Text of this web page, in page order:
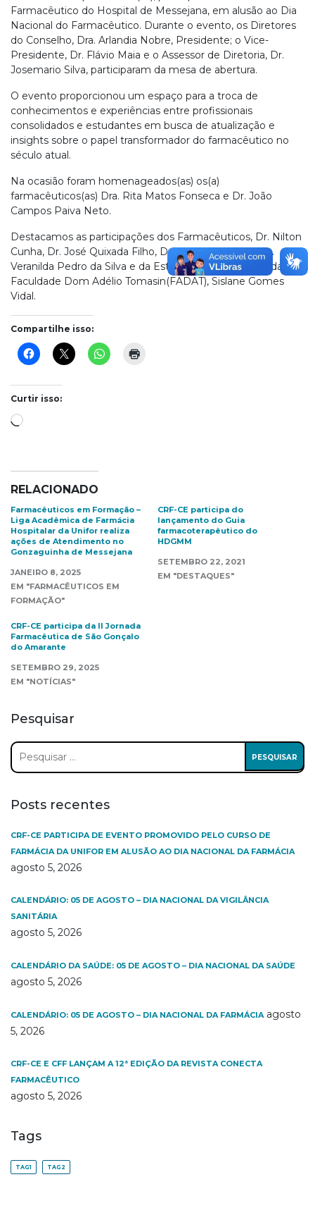
Farmacêutico do Hospital de Messejana, em alusão ao Dia
Nacional do Farmacêutico. Durante o evento, os Diretores
do Conselho, Dra. Arlandia Nobre, Presidente; o Vice-
Presidente, Dr. Flávio Maia e o Assessor de Diretoria, Dr.
Josemario Silva, participaram da mesa de abertura.
O evento proporcionou um espaço para a troca de
conhecimentos e experiências entre profissionais
consolidados e estudantes em busca de atualização e
insights sobre o papel transformador do farmacêutico no
século atual.
Na ocasião foram homenageados(as) os(a)
farmacêuticos(as) Dra. Rita Matos Fonseca e Dr. João
Campos Paiva Neto.
Destacamos as participações dos Farmacêuticos, Dr. Nilton
Cunha, Dr. José Quixada Filho, Dra. Rejane Falcão, Dra.
Veranilda Pedro da Silva e da Estudante de Farmácia da
Faculdade Dom Adélio Tomasin(FADAT), Sislane Gomes
Vidal.
Compartilhe isso:
Curtir isso:
Carregando...
RELACIONADO
Farmacêuticos em Formação –
Liga Acadêmica de Farmácia
Hospitalar da Unifor realiza
ações de Atendimento no
Gonzaguinha de Messejana
JANEIRO 8, 2025
EM "FARMACÊUTICOS EM
FORMAÇÃO"
CRF-CE participa do
lançamento do Guia
farmacoterapêutico do
HDGMM
SETEMBRO 22, 2021
EM "DESTAQUES"
CRF-CE participa da II Jornada
Farmacêutica de São Gonçalo
do Amarante
SETEMBRO 29, 2025
EM "NOTÍCIAS"
Pesquisar
Pesquisar
por:
Posts recentes
CRF-CE PARTICIPA DE EVENTO PROMOVIDO PELO CURSO DE
FARMÁCIA DA UNIFOR EM ALUSÃO AO DIA NACIONAL DA FARMÁCIA
agosto 5, 2026
CALENDÁRIO: 05 DE AGOSTO – DIA NACIONAL DA VIGILÂNCIA
SANITÁRIA
agosto 5, 2026
CALENDÁRIO DA SAÚDE: 05 DE AGOSTO – DIA NACIONAL DA SAÚDE
agosto 5, 2026
CALENDÁRIO: 05 DE AGOSTO – DIA NACIONAL DA FARMÁCIA agosto
5, 2026
CRF-CE E CFF LANÇAM A 12ª EDIÇÃO DA REVISTA CONECTA
FARMACÊUTICO
agosto 5, 2026
Tags
TAG1 TAG2